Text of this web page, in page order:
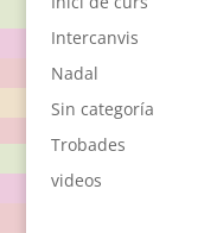
Intercanvis
Nadal
Sin categoría
Trobades
videos